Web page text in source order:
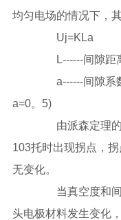
均匀电场的情况下，
Uj=KLa
L------间隙距
a------间隙系数
a=0。5)
由派森定理的
103托时出现拐点，
无变化。
当真空度和间
头电极材料发生变化